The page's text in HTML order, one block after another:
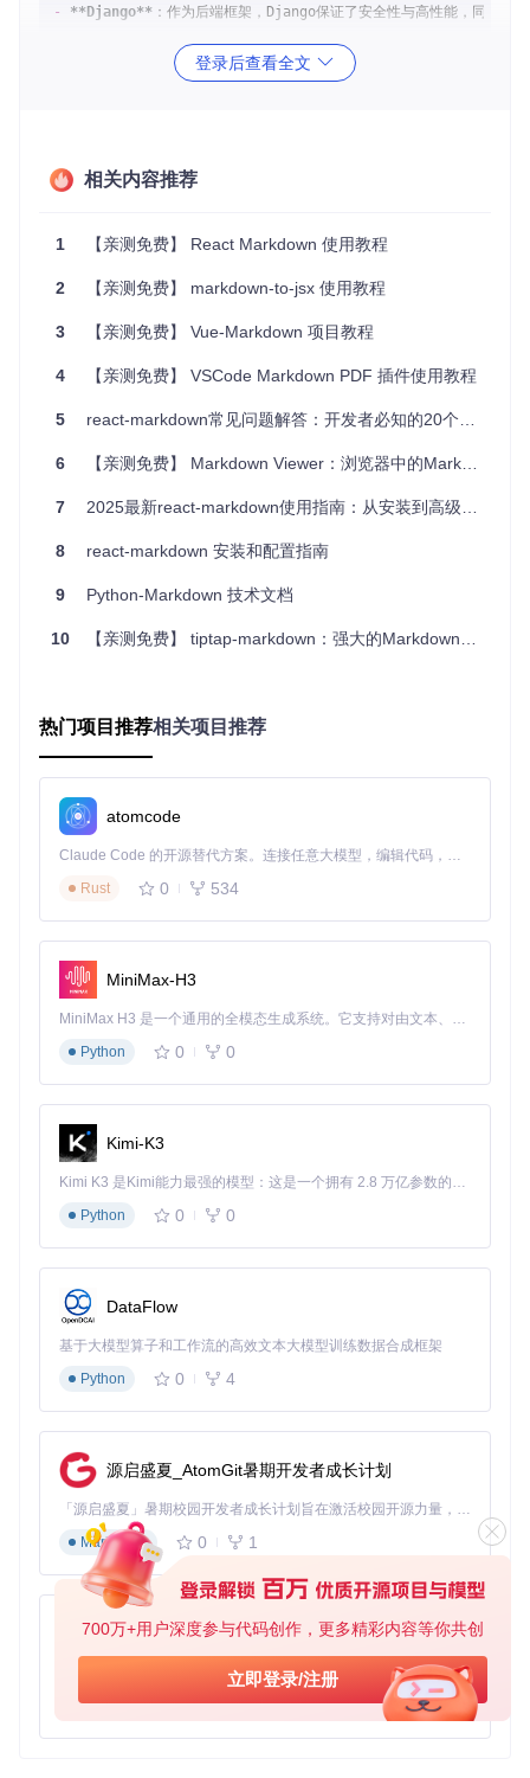
700万+用户深度参与代码创作，更多精彩内容等你共创
立即登录/注册
-
**Django** ：作为后端框架，Django保证了安全性与高性能，同时提
结合这三者的力量，ApiVault构建了一个响应式、可靠的用户界面，以及
1.
4.
安全地存储和管理API密钥和其他敏感信息。
## 项目特点
1.
**丰富的API库**
3.
**安全的凭证管理**
5.
**持续更新与维护**：频繁的代码更新和活跃的贡献者保证了项目的持
立即体验ApiVault带来的便利，让API管理变得前所未有的简单。只需访
---
要了解更多详细信息，请查看项目仓库，参与讨论，甚至提交自己的贡献：
- [ GitHub仓库]( https://github.com/exifly/apivault
问题追踪
- [ 社区贡献指南]( https://github.com/exifly/apivault/blob/main/
ApiVault
Your gateway to a world of public APIs.
项目地址：https://gitcode.com/gh_mirrors/ap/ApiVault
登录后查看全文
相关内容推荐
1 【亲测免费】 React Markdown 使用教程
2 【亲测免费】 markdown-to-jsx 使用教程
3 【亲测免费】 Vue-Markdown 项目教程
4 【亲测免费】 VSCode Markdown PDF 插件使用教程
5 react-markdown常见问题解答：开发者必知的20个技巧
6 【亲测免费】 Markdown Viewer：浏览器中的Markdown文档美化工具
7 2025最新react-markdown使用指南：从安装到高级配置全流程
8 react-markdown 安装和配置指南
9 Python-Markdown 技术文档
10 【亲测免费】 tiptap-markdown：强大的Markdown扩展，为Tiptap编辑器注入活力
热门项目推荐相关项目推荐
atomcode
Claude Code 的开源替代方案。连接任意大模型，编辑代码，运行命令，自动验证 — 全自动执行。用 Rust 构建，极致性能。 ｜ An open-source alternative to Claude Code. Connect any LLM, edit code, run commands, and verify changes — autonomously. Built in Rust for speed. Get Started
Rust
0 534
MiniMax-H3
MiniMax H3 是一个通用的全模态生成系统。它支持对由文本、图像、视频和音频组成的多模态上下文进行统一理解，并能生成分辨率高达 2K、时长可达 15 秒的带原生立体声音频的视频。得益于面向任务泛化的系统设计，H3 在预训练阶段就已具备广泛的多模态上下文理解与生成能力，能够出色地执行复杂的多模态指令。
Python
0 0
Kimi-K3
Kimi K3 是Kimi能力最强的模型：这是一个拥有 2.8 万亿参数的混合专家（MoE）模型，具备原生视觉理解能力，并支持 100 万 token 的上下文窗口。
Python
0 0
DataFlow
基于大模型算子和工作流的高效文本大模型训练数据合成框架
Python
0 4
源启盛夏_AtomGit暑期开发者成长计划
「源启盛夏」暑期校园开发者成长计划旨在激活校园开源力量，通过积分激励、认证扶持、资源倾斜等形式，引导高校组织和开发者完成「入驻 — 建项目 — 做贡献 — 获认证 — 得资源」的完整闭环。无论你是想带领社团入驻平台的组织者，还是希望用代码贡献证明自己的开发者，都能在这里找到属于你的成长路径。
Markdown
0 1
py-xiaozhi
基于Python的Xiaozhi AI，适用于想要完整Xiaozhi体验而无需拥有专用硬件的用户。
Python
0 1